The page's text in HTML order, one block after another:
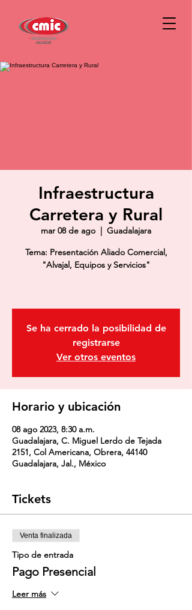
Infraestructura
Carretera y Rural
mar 08 de ago
  |
Guadalajara
Tema: Presentación Aliado Comercial,
"Alvajal, Equipos y Servicios"
Se ha cerrado la posibilidad de
registrarse
Ver otros eventos
Horario y ubicación
08 ago 2023, 8:30 a.m.
Guadalajara, C. Miguel Lerdo de Tejada
2151, Col Americana, Obrera, 44140
Guadalajara, Jal., México
Tickets
Venta finalizada
Tipo de entrada
Pago Presencial
Leer más